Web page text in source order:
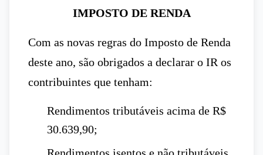
IMPOSTO DE RENDA
Com as novas regras do Imposto de Renda
deste ano, são obrigados a declarar o IR os
contribuintes que tenham:
Rendimentos tributáveis acima de R$
30.639,90;